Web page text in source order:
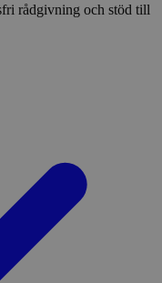
rådgivning och stöd till